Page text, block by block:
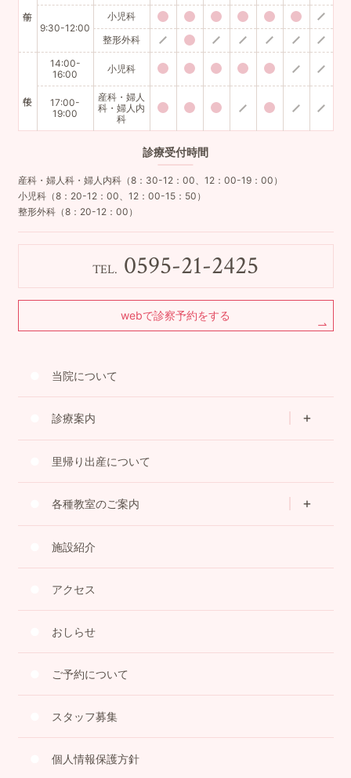
9:30-12:00
小児科
整形外科
14:00-
16:00
小児科
17:00-
19:00
産科・婦人
科・婦人内
科
診療受付時間
産科・婦人科・婦人内科（8：30-12：00、12：00-19：00）
小児科（8：20-12：00、12：00-15：50）
整形外科（8：20-12：00）
TEL. 0595-21-2425
webで診察予約をする
当院について
診療案内
里帰り出産について
各種教室のご案内
施設紹介
アクセス
おしらせ
ご予約について
スタッフ募集
個人情報保護方針